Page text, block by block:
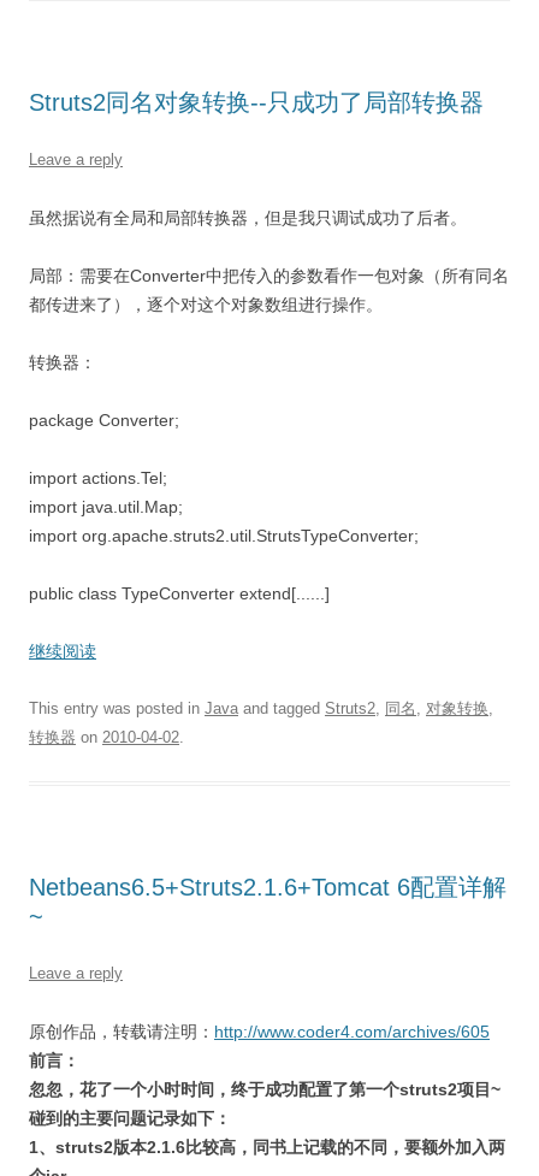
Struts2同名对象转换--只成功了局部转换器
Leave a reply
虽然据说有全局和局部转换器，但是我只调试成功了后者。
局部：需要在Converter中把传入的参数看作一包对象（所有同名
都传进来了），逐个对这个对象数组进行操作。
转换器：
package Converter;
import actions.Tel;
import java.util.Map;
import org.apache.struts2.util.StrutsTypeConverter;
public class TypeConverter extend[......]
继续阅读
This entry was posted in Java and tagged Struts2, 同名 , 对象转换,
转换器 on 2010-04-02.
Netbeans6.5+Struts2.1.6+Tomcat 6配置详解
~
Leave a reply
原创作品，转载请注明： http://www.coder4.com/archives/605
前言：
忽忽，花了一个小时时间，终于成功配置了第一个struts2项目~
碰到的主要问题记录如下：
1、struts2版本2.1.6比较高，同书上记载的不同，要额外加入两